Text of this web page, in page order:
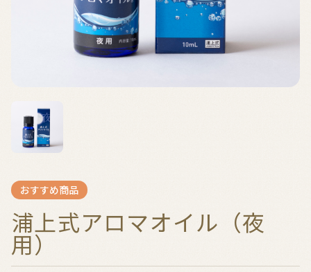
おすすめ商品
浦上式アロマオイル（夜
用）